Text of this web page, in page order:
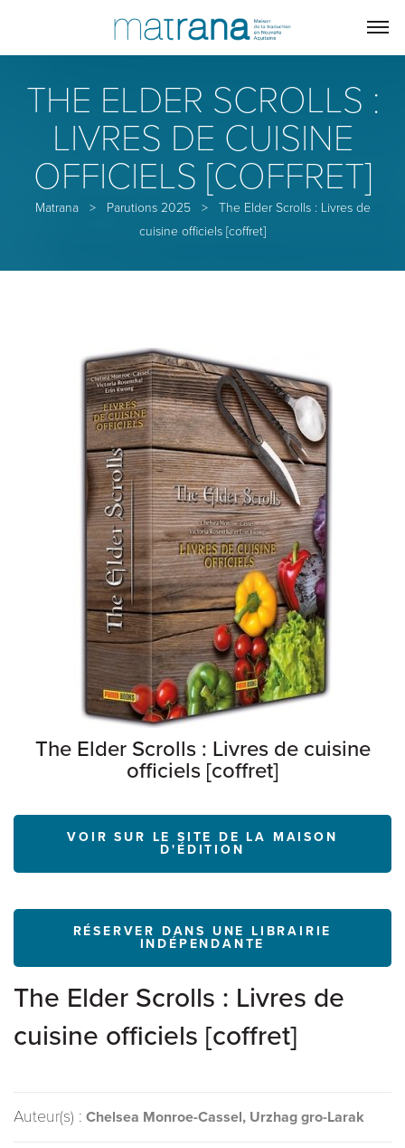
THE ELDER SCROLLS :
LIVRES DE CUISINE
OFFICIELS [COFFRET]
Matrana> Parutions 2025 >
The Elder Scrolls : Livres de
cuisine officiels [coffret]
The Elder Scrolls : Livres de cuisine
officiels [coffret]
VOIR SUR LE SITE DE LA MAISON
D'ÉDITION
RÉSERVER DANS UNE LIBRAIRIE
INDÉPENDANTE
The Elder Scrolls : Livres de
cuisine officiels [coffret]
Auteur(s) : Chelsea Monroe-Cassel, Urzhag gro-Larak